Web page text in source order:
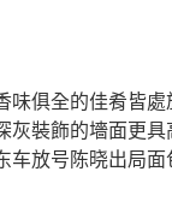
味俱全的佳肴皆
灰裝飾的墻面更
车放号陈晓出局